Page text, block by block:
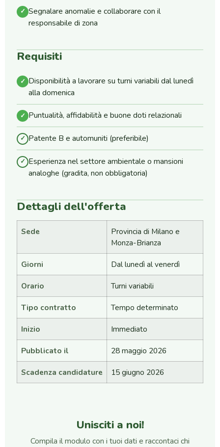
✓ Segnalare anomalie e collaborare con il
responsabile di zona
Requisiti
✓ Disponibilità a lavorare su turni variabili dal lunedì
alla domenica
✓ Puntualità, affidabilità e buone doti relazionali
✓ Patente B e automuniti (preferibile)
✓ Esperienza nel settore ambientale o mansioni
analoghe (gradita, non obbligatoria)
Dettagli dell'offerta
Sede
Provincia di Milano e
Monza-Brianza
Giorni Dal lunedì al venerdì
Orario Turni variabili
Tipo contratto Tempo determinato
Inizio Immediato
Pubblicato il 28 maggio 2026
Scadenza candidature 15 giugno 2026
Unisciti a noi!
Compila il modulo con i tuoi dati e raccontaci chi